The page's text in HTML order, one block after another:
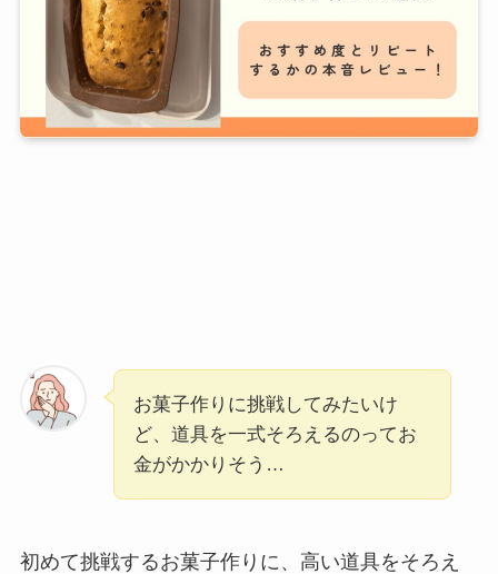
お菓子作りに挑戦してみたいけ
ど、道具を一式そろえるのってお
金がかかりそう…
初めて挑戦するお菓子作りに、高い道具をそろえ